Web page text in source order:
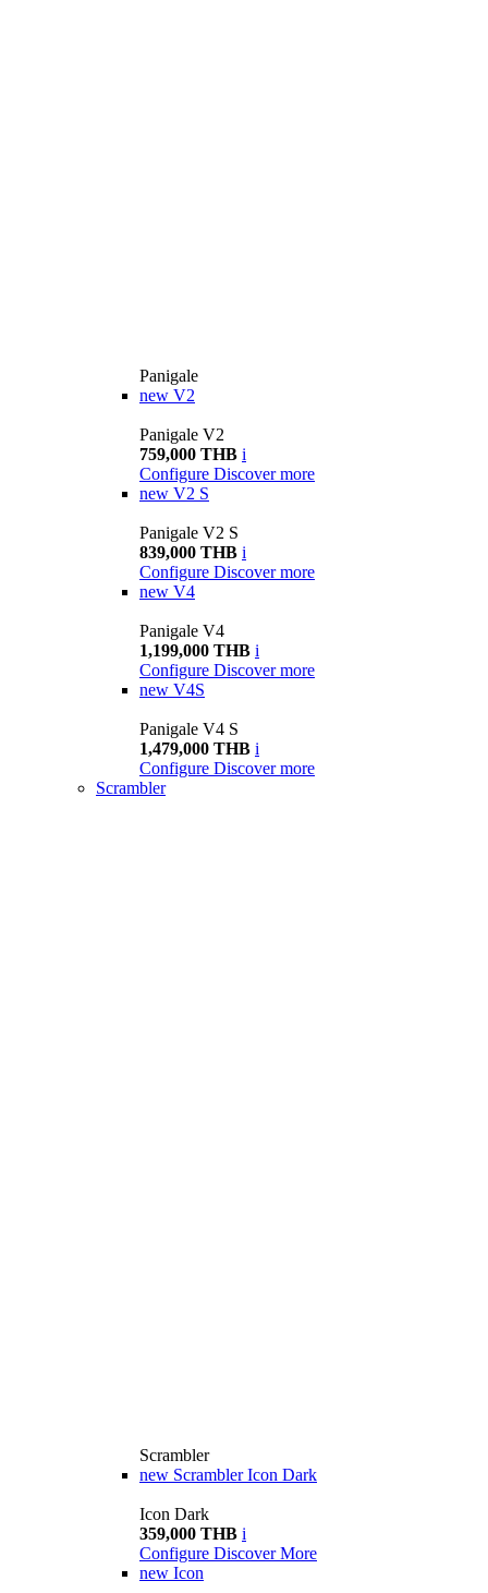
Panigale
new V2
Panigale V2
759,000 THB i
Configure Discover more
new V2 S
Panigale V2 S
839,000 THB i
Configure Discover more
new V4
Panigale V4
1,199,000 THB i
Configure Discover more
new V4S
Panigale V4 S
1,479,000 THB i
Configure Discover more
Scrambler
Scrambler
new Scrambler Icon Dark
Icon Dark
359,000 THB i
Configure Discover More
new Icon